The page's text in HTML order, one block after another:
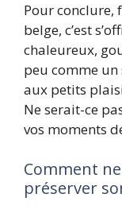
Pour conclure,
belge, c’est
chaleureux,
peu comme
aux petits
Ne serait-ce
vos moments
Comment
préserver